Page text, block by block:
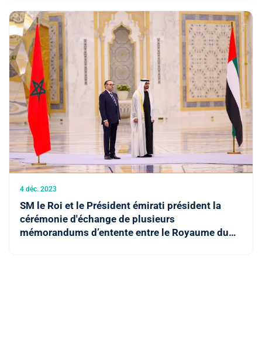
4 déc. 2023
SM le Roi et le Président émirati président la
cérémonie d'échange de plusieurs
mémorandums d’entente entre le Royaume du